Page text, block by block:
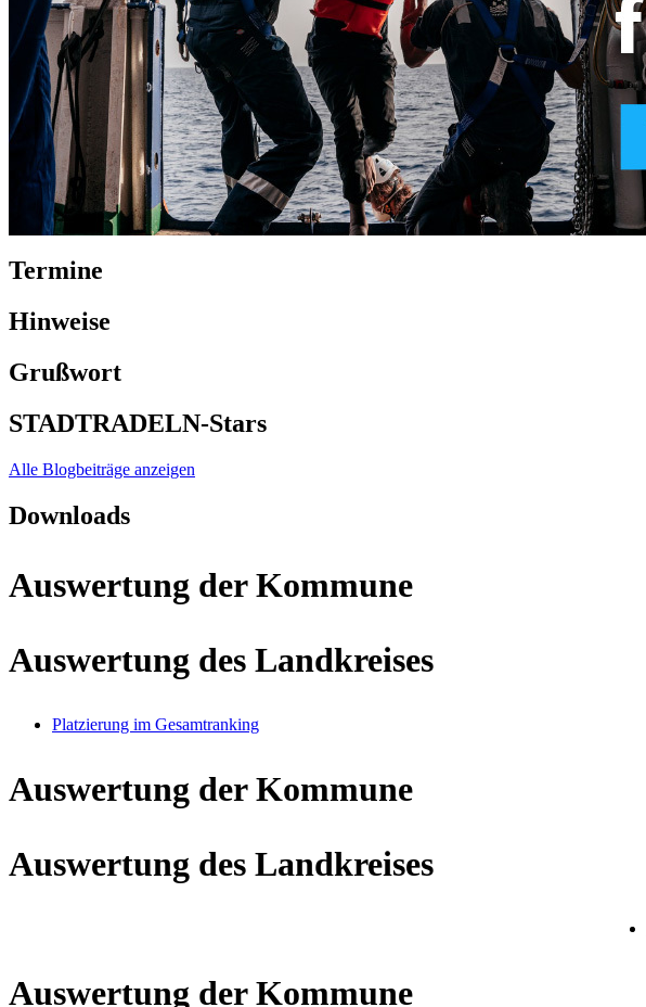
Termine
Hinweise
Grußwort
STADTRADELN-Stars
Alle Blogbeiträge anzeigen
Downloads
Auswertung der Kommune
Auswertung des Landkreises
Platzierung im Gesamtranking
Auswertung der Kommune
Auswertung des Landkreises
Auswertung der Kommune